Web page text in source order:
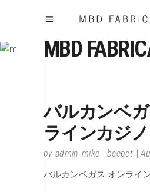
MBD
バルカンベ
ラインカジ
by admin_mike beebet
バルカンベガス オンライ